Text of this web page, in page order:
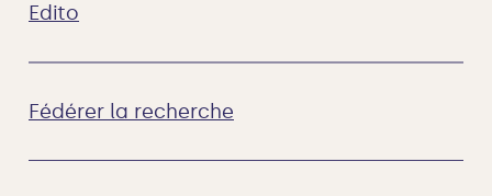
Edito
Fédérer la recherche